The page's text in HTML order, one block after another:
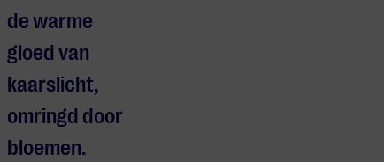
de warme
gloed van
kaarslicht,
omringd door
bloemen.